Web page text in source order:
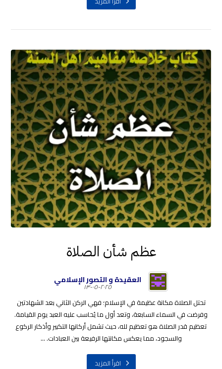
عظم شأن الصلاة
العقيدة و التصور الإسلامي
٢٠٢٥-٠٥-١٣
تحتل الصلاة مكانة عظيمة في الإسلام؛ فهي الركن الثاني بعد الشهادتين
وفرضت في السماء السابعة، وتعد أول ما يُحاسب عليه العبد يوم القيامة.
تعظيم قدر الصلاة هو تعظيم لله، حيث تشمل أركانها التكبير وأذكار الركوع
والسجود، مما يعكس مكانتها الرفيعة بين العبادات. ...
اقرأ المزيد